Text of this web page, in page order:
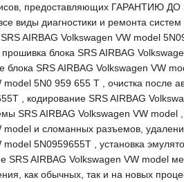
предоставляющих ГАРАНТИЮ
виды диагностики и ремонта
AIRBAG Volkswagen VW model
блока SRS AIRBAG
блока SRS AIRBAG Volkswagen VW
model 5N0 959 655 T , очистка после
, кодирование SRS AIRBAG
SRS AIRBAG Volkswagen VW
model и сломанных разъемов,
5N0959655T , установка
SRS AIRBAG Volkswagen VW model
как обычных, так и на новых